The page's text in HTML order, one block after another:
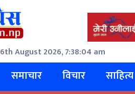
6th August 2026, 7:38:04 am
समाचार विचार साहित्य